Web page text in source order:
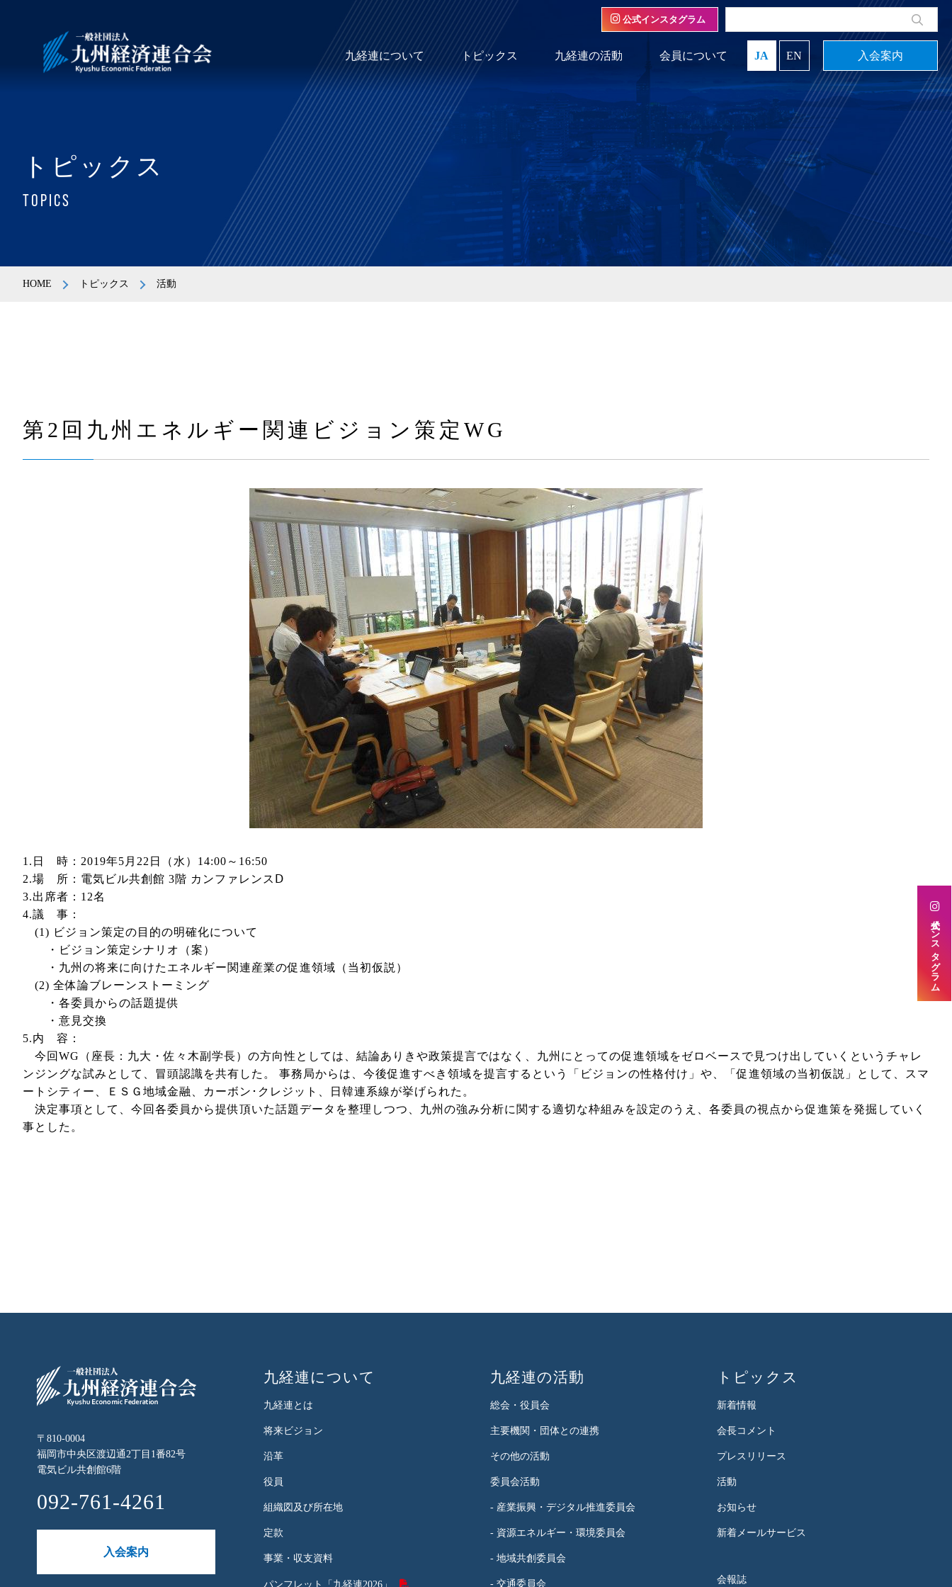
九経連について トピックス 九経連の活動 会員について JA EN 入会案内
公式インスタグラム
トピックス
TOPICS
HOME トピックス 活動
第2回九州エネルギー関連ビジョン策定WG
1.日 時：2019年5月22日（水）14:00～16:50
2.場 所：電気ビル共創館 3階 カンファレンスⅮ
3.出席者：12名
4.議 事：
(1) ビジョン策定の目的の明確化について
・ビジョン策定シナリオ（案）
・九州の将来に向けたエネルギー関連産業の促進領域（当初仮説）
(2) 全体論ブレーンストーミング
・各委員からの話題提供
・意見交換
5.内 容：
今回WG（座長：九大・佐々木副学長）の方向性としては、結論ありきや政策提言ではなく、九州にとっての促進領域をゼロベースで見つけ出していくというチャレ
ンジングな試みとして、冒頭認識を共有した。 事務局からは、今後促進すべき領域を提言するという「ビジョンの性格付け」や、「促進領域の当初仮説」として、スマ
ートシティー、ＥＳＧ地域金融、カーボン･クレジット、日韓連系線が挙げられた。
決定事項として、今回各委員から提供頂いた話題データを整理しつつ、九州の強み分析に関する適切な枠組みを設定のうえ、各委員の視点から促進策を発掘していく
事とした。
〒810-0004
福岡市中央区渡辺通2丁目1番82号
電気ビル共創館6階
092-761-4261
入会案内
九経連について
九経連とは
将来ビジョン
沿革
役員
組織図及び所在地
定款
事業・収支資料
パンフレット「九経連2026」
九経連の活動
総会・役員会
主要機関・団体との連携
その他の活動
委員会活動
- 産業振興・デジタル推進委員会
- 資源エネルギー・環境委員会
- 地域共創委員会
- 交通委員会
トピックス
新着情報
会長コメント
プレスリリース
活動
お知らせ
新着メールサービス
会報誌
公式インスタグラム